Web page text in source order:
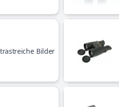
Bilder
Artikel anzeigen